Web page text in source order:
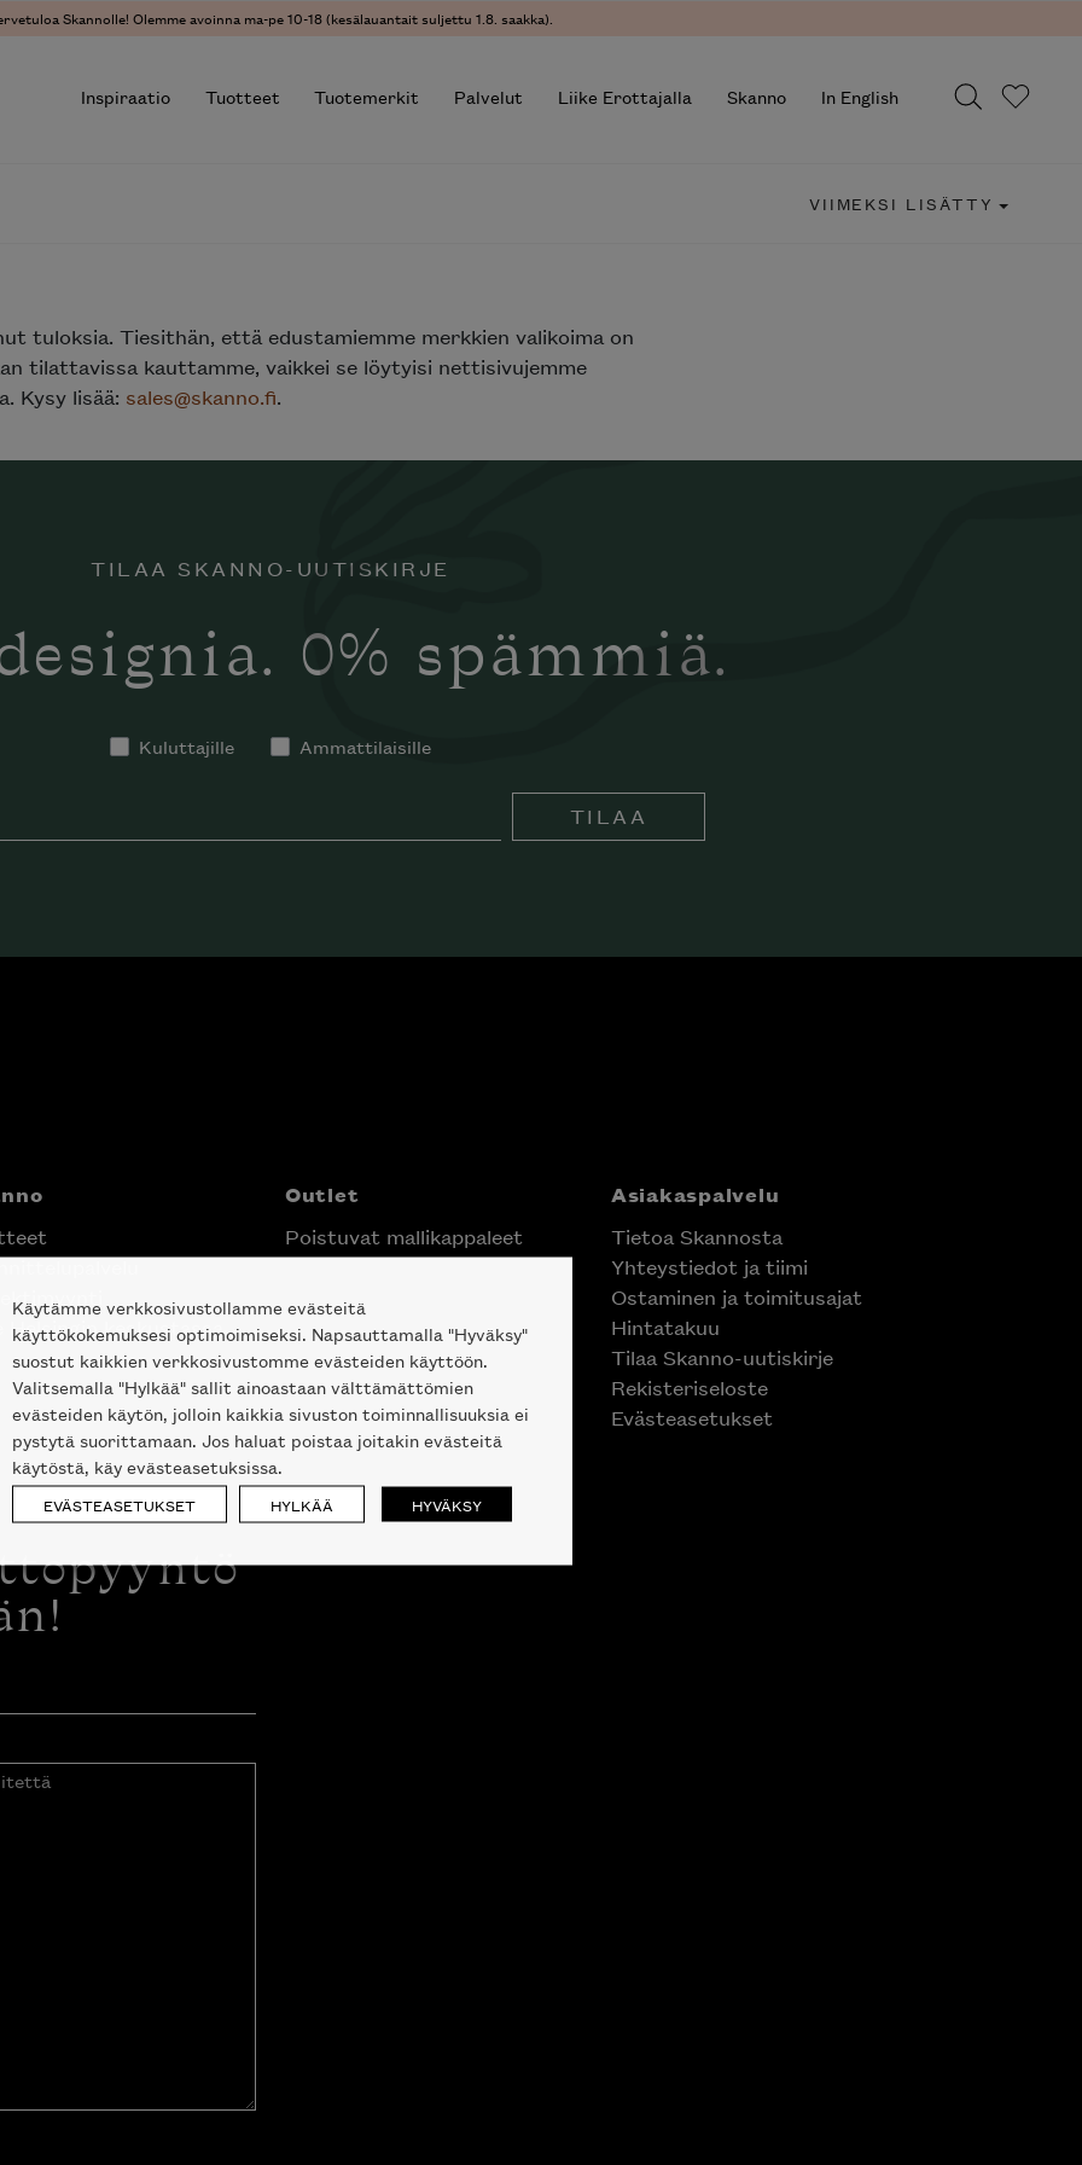
Skannolle! Olemme avoinna ma-pe 10-18 (kesälauantait suljettu 1.8. saakka).
Inspiraatio Tuotteet Tuotemerkit Palvelut Liike Erottajalla Skanno In English
VIIMEKSI LISÄTTY
tuloksia. Tiesithän, että edustamiemme merkkien valikoima on
tilattavissa kauttamme, vaikkei se löytyisi nettisivujemme
Kysy lisää: sales@skanno.fi.
TILAA SKANNO-UUTISKIRJE
0% spämmiä.
Kuluttajille Ammattilaisille
TILAA
Helsingin keskustassa
Outlet
Poistuvat mallikappaleet
Asiakaspalvelu
Tietoa Skannosta
Yhteystiedot ja tiimi
Ostaminen ja toimitusajat
Hintatakuu
Tilaa Skanno-uutiskirje
Rekisteriseloste
Evästeasetukset
Käytämme verkkosivustollamme evästeitä
käyttökokemuksesi optimoimiseksi. Napsauttamalla "Hyväksy"
suostut kaikkien verkkosivustomme evästeiden käyttöön.
Valitsemalla "Hylkää" sallit ainoastaan välttämättömien
evästeiden käytön, jolloin kaikkia sivuston toiminnallisuuksia ei
pystytä suorittamaan. Jos haluat poistaa joitakin evästeitä
käytöstä, käy evästeasetuksissa.
EVÄSTEASETUKSET HYLKÄÄ HYVÄKSY